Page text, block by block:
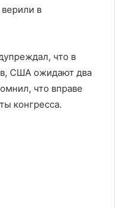
в
что в
США ожидают два
что вправе
конгресса.